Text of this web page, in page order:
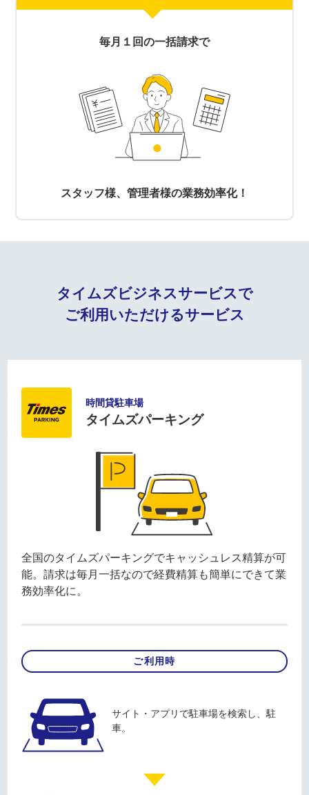
毎月１回の一括請求で
スタッフ様、管理者様の業務効率化！
タイムズビジネスサービスで
ご利用いただけるサービス
時間貸駐車場
タイムズパーキング
全国のタイムズパーキングでキャッシュレス精算が可
能。請求は毎月一括なので経費精算も簡単にできて業
務効率化に。
ご利用時
サイト・アプリで駐車場を検索し、駐
車。